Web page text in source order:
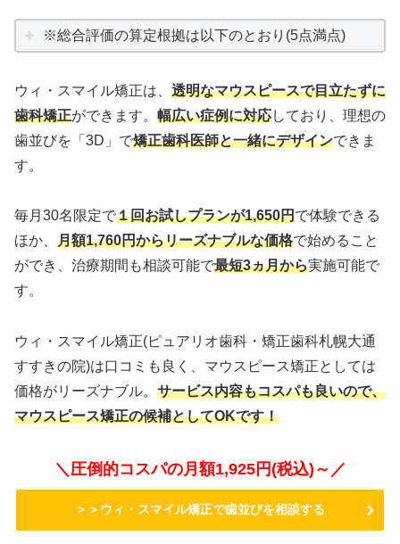
※総合評価の算定根拠は以下のとおり(5点満点)
ウィ・スマイル矯正は、 透明なマウスピースで目立たずに
歯科矯正ができます。 幅広い症例に対応しており、理想の
歯並びを「3D」で矯正歯科医師と一緒にデザインできま
す。
毎月30名限定で１回お試しプランが1,650円で体験できる
ほか、 月額1,760円からリーズナブルな価格で始めること
ができ、治療期間も相談可能で最短3ヵ月から実施可能で
す。
ウィ・スマイル矯正(ピュアリオ歯科・矯正歯科札幌大通
すすきの院)は口コミも良く、マウスピース矯正としては
価格がリーズナブル。 サービス内容もコスパも良いので、
マウスピース矯正の候補としてOKです！
＼圧倒的コスパの月額1,925円(税込)～／
＞＞ウィ・スマイル矯正で歯並びを相談する